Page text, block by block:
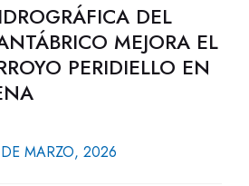
DEL
MEJORA EL
PERIDIELLO EN
MARZO, 2026